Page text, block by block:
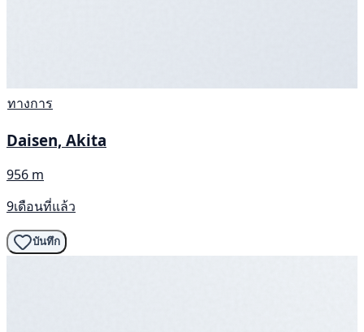
ทางการ
Daisen, Akita
956 m
9เดือนที่แล้ว
บันทึก